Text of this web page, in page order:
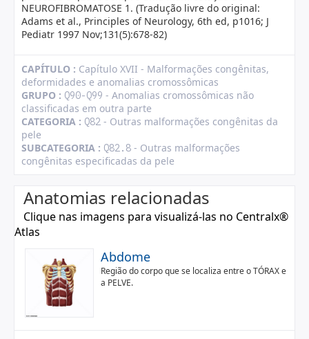
NEUROFIBROMATOSE 1. (Tradução livre do original:
Adams et al., Principles of Neurology, 6th ed, p1016; J
Pediatr 1997 Nov;131(5):678-82)
CAPÍTULO : Capítulo XVII - Malformações congênitas,
deformidades e anomalias cromossômicas
GRUPO : Q90-Q99 - Anomalias cromossômicas não
classificadas em outra parte
CATEGORIA : Q82 - Outras malformações congênitas da
pele
SUBCATEGORIA : Q82.8 - Outras malformações
congênitas especificadas da pele
Anatomias relacionadas
Clique nas imagens para visualizá-las no Centralx®
Atlas
Abdome
Região do corpo que se localiza entre o TÓRAX e
a PELVE.